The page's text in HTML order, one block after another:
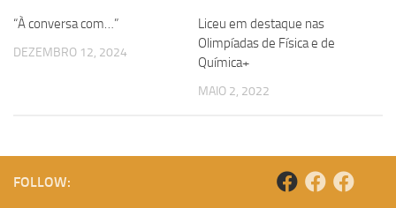
“À conversa com…”
DEZEMBRO 12, 2024
Liceu em destaque nas
Olimpíadas de Física e de
Química+
MAIO 2, 2022
FOLLOW: